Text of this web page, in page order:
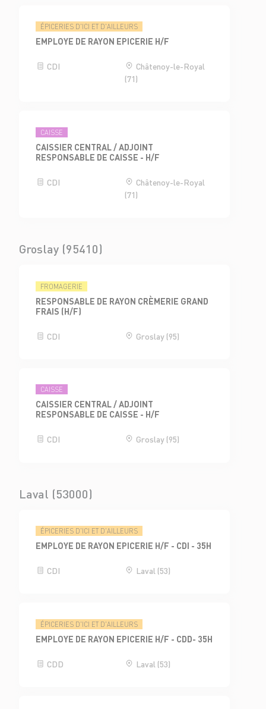
ÉPICERIES D'ICI ET D'AILLEURS
EMPLOYE DE RAYON EPICERIE H/F
CDI
Châtenoy-le-Royal
(71)
CAISSE
CAISSIER CENTRAL / ADJOINT
RESPONSABLE DE CAISSE - H/F
CDI
Châtenoy-le-Royal
(71)
Groslay (95410)
FROMAGERIE
RESPONSABLE DE RAYON CRÈMERIE GRAND
FRAIS (H/F)
CDI Groslay (95)
CAISSE
CAISSIER CENTRAL / ADJOINT
RESPONSABLE DE CAISSE - H/F
CDI Groslay (95)
Laval (53000)
ÉPICERIES D'ICI ET D'AILLEURS
EMPLOYE DE RAYON EPICERIE H/F - CDI - 35H
CDI Laval (53)
ÉPICERIES D'ICI ET D'AILLEURS
EMPLOYE DE RAYON EPICERIE H/F - CDD- 35H
CDD Laval (53)